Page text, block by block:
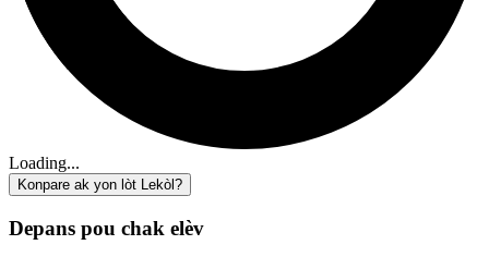
Loading...
Konpare ak yon lòt Lekòl?
Depans pou chak elèv